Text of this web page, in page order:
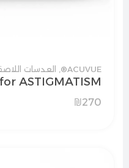
ACUVUE® العدسات
ASTIGMATISM
₪270